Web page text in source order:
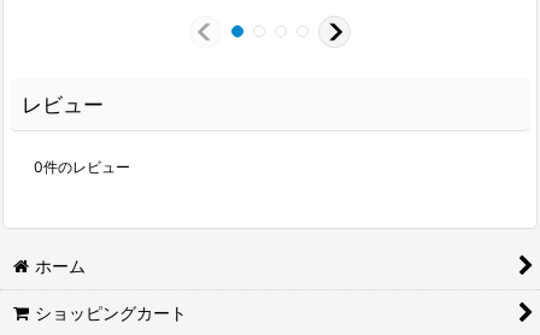
レビュー
0件のレビュー
ホーム
ショッピングカート